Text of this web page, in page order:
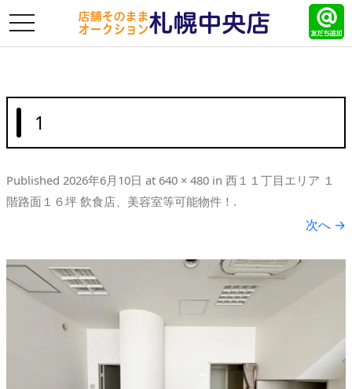
toggle
1
Published 2026年6月10日 at 640 × 480 in 西１１丁目エリア １
階路面１６坪 飲食店、美容室等可能物件！ .
次へ →